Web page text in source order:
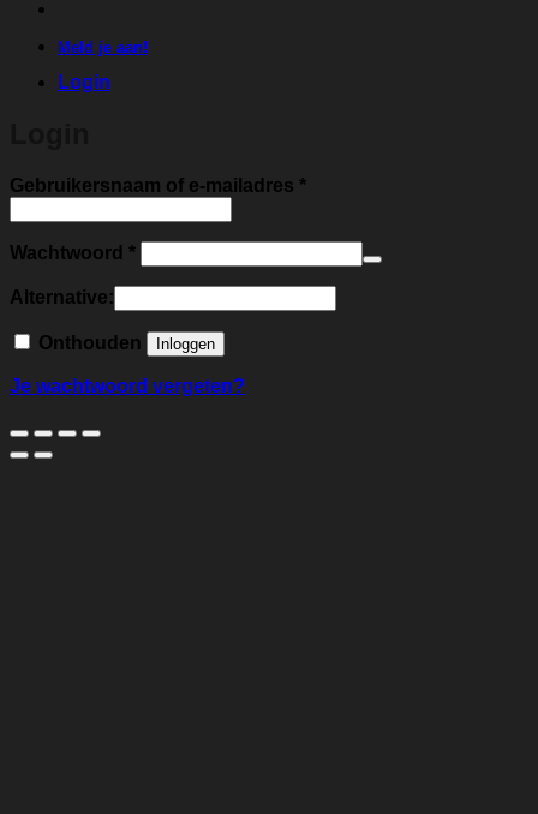
Meld je aan!
Login
Gebruikersnaam of e-mailadres *Vereist
Wachtwoord *Vereist
Alternative:
Onthouden Inloggen
Je wachtwoord vergeten?